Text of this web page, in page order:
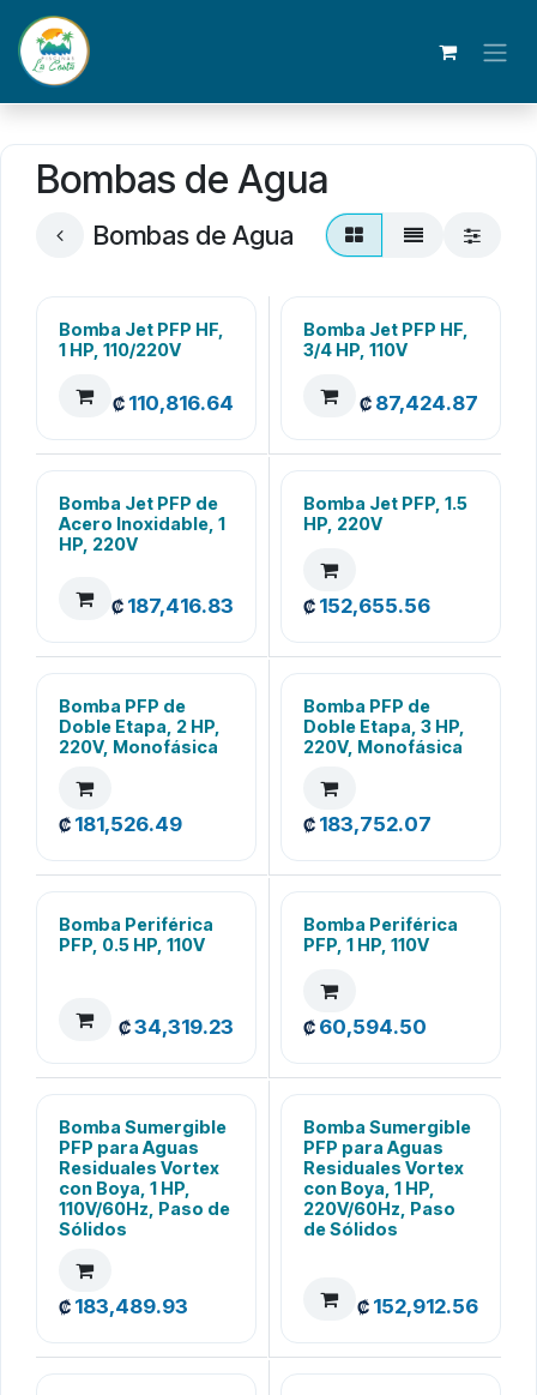
Ir al contenido
Bombas de Agua
Bombas de Agua
Bomba Jet PFP HF,
1 HP, 110/220V
₡ 110,816.64
Bomba Jet PFP HF,
3/4 HP, 110V
₡ 87,424.87
Bomba Jet PFP de
Acero Inoxidable, 1
HP, 220V
₡ 187,416.83
Bomba Jet PFP, 1.5
HP, 220V
₡ 152,655.56
Bomba PFP de
Doble Etapa, 2 HP,
220V, Monofásica
₡ 181,526.49
Bomba PFP de
Doble Etapa, 3 HP,
220V, Monofásica
₡ 183,752.07
Bomba Periférica
PFP, 0.5 HP, 110V
₡34,319.23
Bomba Periférica
PFP, 1 HP, 110V
₡ 60,594.50
Bomba Sumergible
PFP para Aguas
Residuales Vortex
con Boya, 1 HP,
110V/60Hz, Paso de
Sólidos
₡ 183,489.93
Bomba Sumergible
PFP para Aguas
Residuales Vortex
con Boya, 1 HP,
220V/60Hz, Paso
de Sólidos
₡ 152,912.56